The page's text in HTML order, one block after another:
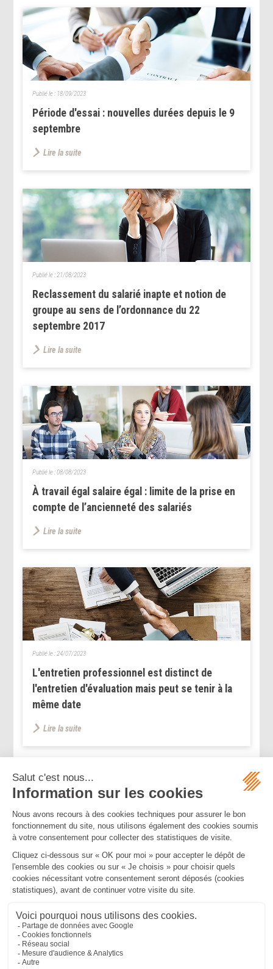
Période d'essai : nouvelles durées depuis le 9
septembre
Publié le : 18/09/2023
Lire la suite
Reclassement du salarié inapte et notion de
groupe au sens de l’ordonnance du 22
septembre 2017
Publié le : 21/08/2023
Lire la suite
À travail égal salaire égal : limite de la prise en
compte de l’ancienneté des salariés
Publié le :08/08/2023
Lire la suite
L'entretien professionnel est distinct de
l'entretien d'évaluation mais peut se tenir à la
même date
Publié le : 24/07/2023
Lire la suite
<< < ... 12
>>
Mentions légalesPolitique de confidentialitéPolitique de cookies
Plan du site
MBA ET ASSOCIÉS
235 Rue Helene Boucher, 34170 CASTELNAU LE LEZ
Bureau secondaire à Cannes